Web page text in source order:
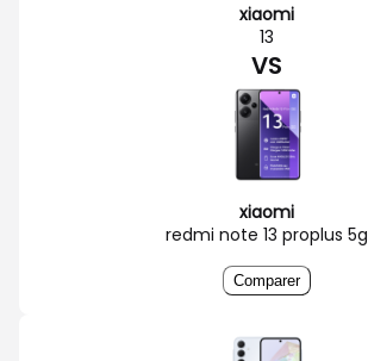
xiaomi
13
VS
xiaomi
redmi note 13 proplus 5g
Comparer